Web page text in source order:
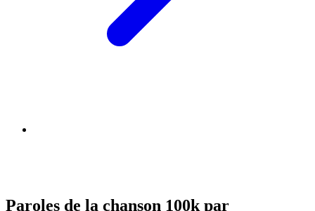
Paroles de la chanson 100k par